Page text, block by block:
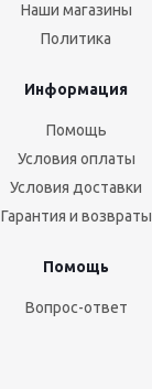
Наши магазины
Политика
Информация
Помощь
Условия оплаты
Условия доставки
Гарантия и возвраты
Помощь
Вопрос-ответ